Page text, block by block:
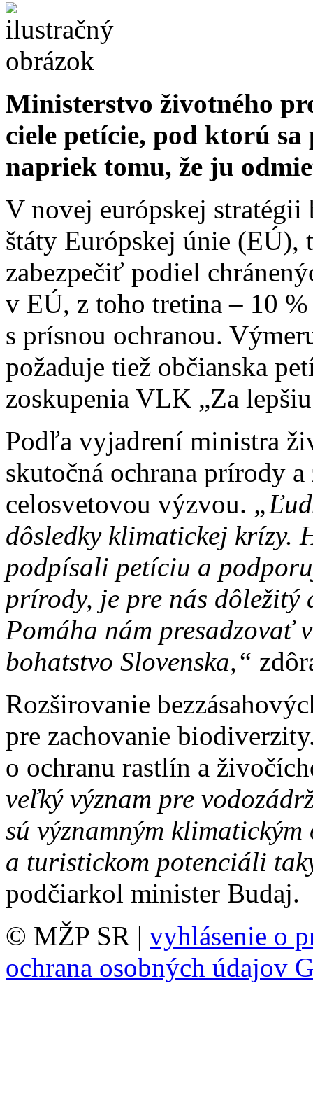
Ministerstvo životného
ciele petície, pod ktorú
napriek tomu, že ju
V novej európskej
štáty Európskej únie (EÚ),
zabezpečiť podiel
v EÚ, z toho tretina – 10
s prísnou ochranou.
požaduje tiež občianska
zoskupenia VLK „Za
Podľa vyjadrení ministra
skutočná ochrana prírody
celosvetovou výzvou.
dôsledky klimatickej krízy.
podpísali petíciu a
prírody, je pre nás dôležitý
Pomáha nám presadzovať
bohatstvo Slovenska,“
Rozširovanie
pre zachovanie
o ochranu rastlín a
veľký význam pre
sú významným
a turistickom potenciáli
podčiarkol minister Budaj.
© MŽP SR | vyhlásenie o
ochrana osobných údajov